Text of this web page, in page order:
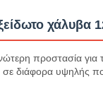
χάλυβα
προστασία για
σε διάφορα